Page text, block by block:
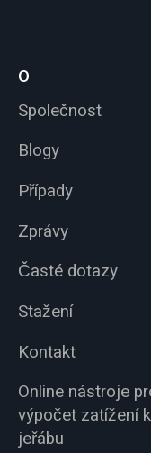
O
Společnost
Blogy
Případy
Zprávy
Časté dotazy
Stažení
Kontakt
Online nástroje
výpočet zatížení
jeřábu